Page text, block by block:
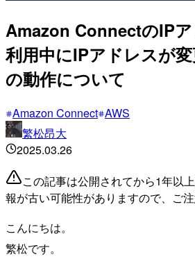
Amazon ConnectのIP
利用中にIPアドレスが
の動作について
Amazon Connect AWS
繁松昂大
2025.03.26
この記事は公開されてから1年以
報が古い可能性がありますので、ご注
こんにちは。
繁松です。